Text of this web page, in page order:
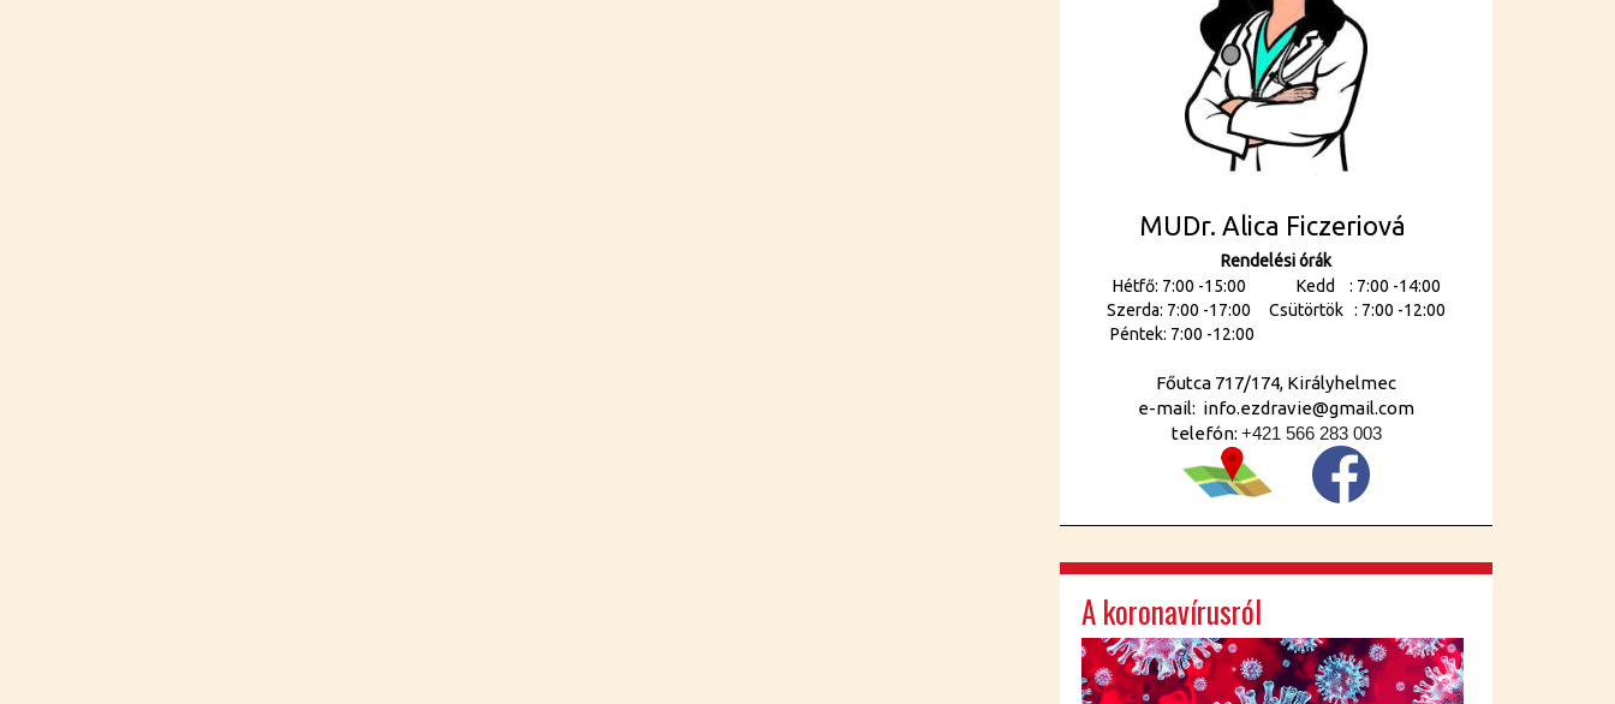
MUDr. Alica Ficzeriová
Rendelési órák
Hétfő: 7:00 -15:00 Kedd : 7:00 -14:00
Szerda: 7:00 -17:00 Csütörtök : 7:00 -12:00
Péntek: 7:00 -12:00
Főutca 717/174, Királyhelmec
e-mail: info.ezdravie@gmail.com
telefón: +421 566 283 003
A koronavírusról